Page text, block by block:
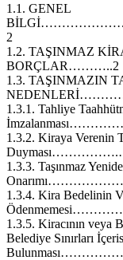
1.1. GENEL
2
1.2. TAŞINMAZ
BORÇLAR………..2
1.3. TAŞINMAZIN
1.3.1. Tahliye
1.3.2. Kiraya Verenin
1.3.3. Taşınmaz
1.3.4. Kira Bedelinin
1.3.5. Kiracının veya
Belediye Sınırları